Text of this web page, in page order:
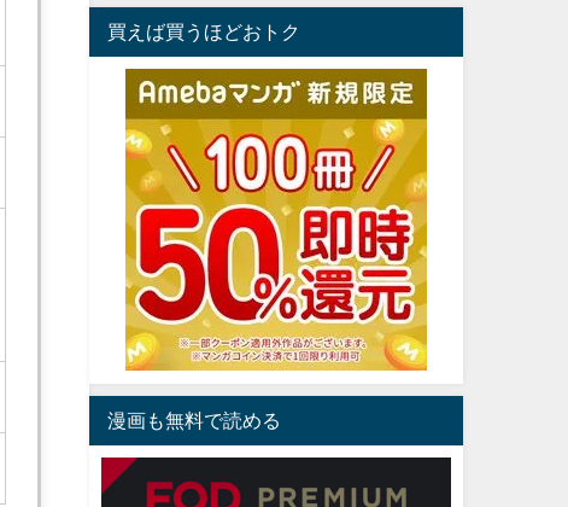
買えば買うほどおトク
漫画も無料で読める